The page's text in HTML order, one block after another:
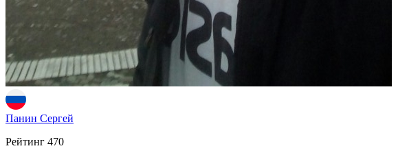
Панин Сергей
Рейтинг 470